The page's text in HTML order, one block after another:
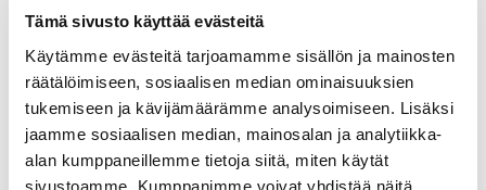
Tämä sivusto käyttää evästeitä
Käytämme evästeitä tarjoamamme sisällön ja mainosten
räätälöimiseen, sosiaalisen median ominaisuuksien
tukemiseen ja kävijämäärämme analysoimiseen. Lisäksi
jaamme sosiaalisen median, mainosalan ja analytiikka-
alan kumppaneillemme tietoja siitä, miten käytät
sivustoamme. Kumppanimme voivat yhdistää näitä
kanavatarjonnasta. Mainoksessa esitellään huumorin
ohjelmatyyppejä, joita mainostettavalla kanavalla ei
nähdä. Mainoksen kohta ”ei kikattavia
seksuaalivähemmistöjä” on osa laajempaa kokonaisuutta.
Kyseisellä kohdalla viitataan ns. stailausohjelmiin.
Tarkoituksena ei ole loukata seksuaalivähemmistöjä, vaan